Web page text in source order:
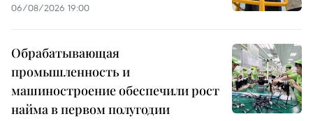
06/08/2026 19:00
Обрабатывающая
промышленность и
машиностроение обеспечили рост
найма в первом полугодии